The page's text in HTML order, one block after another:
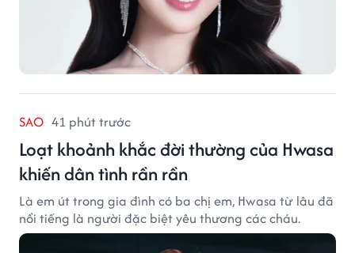
SAO 41 phút trước
Loạt khoảnh khắc đời thường của Hwasa
khiến dân tình rần rần
Là em út trong gia đình có ba chị em, Hwasa từ lâu đã
nổi tiếng là người đặc biệt yêu thương các cháu.